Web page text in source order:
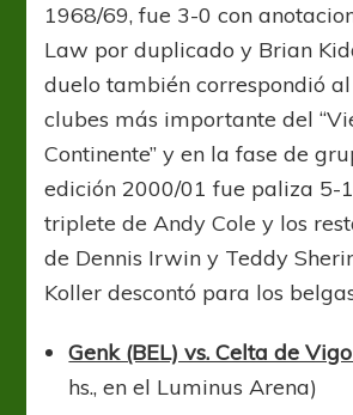
1968/69, fue 3-0 con
Law por duplicado y Brian
duelo también correspondió
clubes más importante del
Continente” y en la fase de
edición 2000/01 fue paliza 5-
triplete de Andy Cole y los
de Dennis Irwin y Teddy
Koller descontó para los
Genk (BEL) vs. Celta de
hs., en el Luminus Arena)